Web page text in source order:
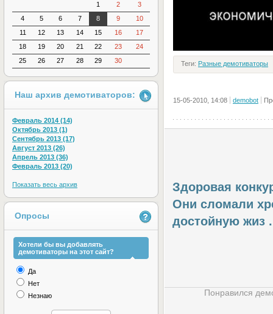
Теги: Разные демотиваторы
15-05-2010, 14:08 demobot
Здоровая
Они сломали
достойную жиз
Понравился
1
2
3
4
5 6 7 8 9
10
11
12 13 14 15 16
17
18
19 20 21 22 23
24
25
26 27 28 29 30
Наш архив демотиваторов:
Февраль 2014 (14)
Октябрь 2013 (1)
Сентябрь 2013 (17)
Август 2013 (26)
Апрель 2013 (36)
Февраль 2013 (20)
Показать весь архив
Опросы
Хотели бы вы добавлять
демотиваторы на этот сайт?
Да
Нет
Незнаю